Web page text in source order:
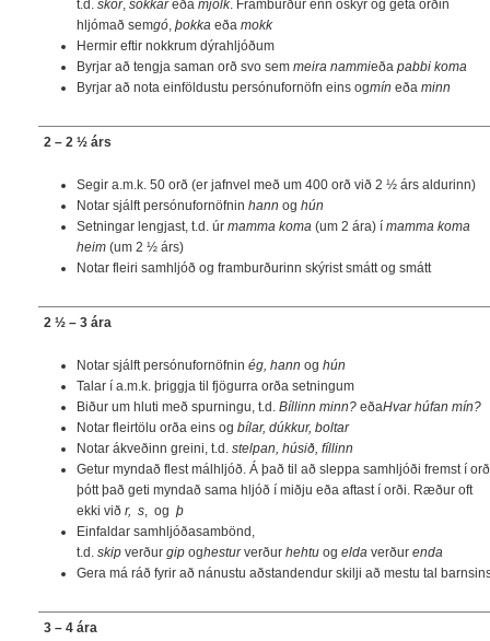
t.d. skór, sokkareða mjólk. Framburður enn óskýr og geta orðin
hljómað semgó, þokka eða mokk
Hermir eftir nokkrum dýrahljóðum
Byrjar að tengja saman orð svo sem meira nammieða pabbi koma
Byrjar að nota einföldustu persónufornöfn eins ogmín eða minn
2 – 2 ½ árs
Segir a.m.k. 50 orð (er jafnvel með um 400 orð við 2 ½ árs aldurinn)
Notar sjálft persónufornöfnin hann og hún
Setningar lengjast, t.d. úr mamma koma (um 2 ára) í mamma koma
heim (um 2 ½ árs)
Notar fleiri samhljóð og framburðurinn skýrist smátt og smátt
2 ½ – 3 ára
Notar sjálft persónufornöfnin ég, hann og hún
Talar í a.m.k. þriggja til fjögurra orða setningum
Biður um hluti með spurningu, t.d. Bíllinn minn? eðaHvar húfan mín?
Notar fleirtölu orða eins og bílar, dúkkur, boltar
Notar ákveðinn greini, t.d. stelpan, húsið, fíllinn
Getur myndað flest málhljóð. Á það til að sleppa samhljóði fremst í
þótt það geti myndað sama hljóð í miðju eða aftast í orði. Ræður oft
ekki við r, s, og þ
Einfaldar samhljóðasambönd,
t.d. skip verður gip oghesturverður hehtu og elda verður enda
Gera má ráð fyrir að nánustu aðstandendur skilji að mestu tal
3 – 4 ára